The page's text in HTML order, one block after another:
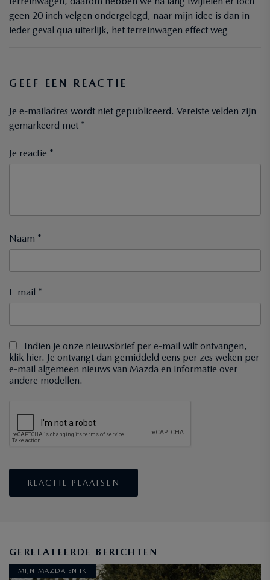
geen 20 inch velgen ondergelegd, naar mijn idee is dan in
ieder geval qua uiterlijk, het terreinwagen effect weg
GEEF EEN REACTIE
Je e-mailadres wordt niet gepubliceerd. Vereiste velden zijn
gemarkeerd met *
Je reactie *
Naam *
E-mail *
Indien je onze nieuwsbrief per e-mail wilt ontvangen,
klik hier. Je ontvangt dan gemiddeld eens per zes weken per
e-mail algemeen nieuws van Mazda en informatie over
andere modellen.
GERELATEERDE BERICHTEN
MIJN MAZDA EN IK